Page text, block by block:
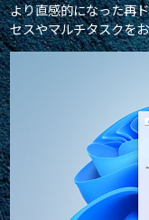
より直感的になった再
セスやマルチタスクを